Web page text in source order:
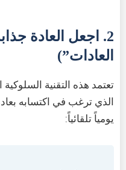
2. اجعل العادة
العادات”)
تعتمد هذه التقنية
الذي ترغب في اكتسابه
يومياً تلقائياً: